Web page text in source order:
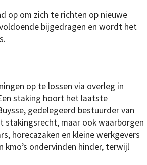
op om zich te richten op nieuwe
bijgedragen en wordt het
op te lossen via overleg in
staking hoort het laatste
gedelegeerd bestuurder van
stakingsrecht, maar ook waarborgen
horecazaken en kleine werkgevers
ondervinden hinder, terwijl